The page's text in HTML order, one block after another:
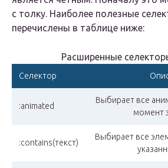
с толку. Наиболее полезные
перечислены в таблице ниже:
Расширенные
Селектор
:animated
Выбирает все
момент
:contains(текст)
Выбирает все